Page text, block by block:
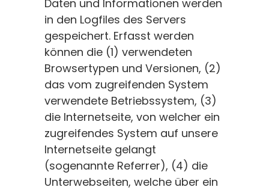
Daten und Informationen werden
in den Logfiles des Servers
gespeichert. Erfasst werden
können die (1) verwendeten
Browsertypen und Versionen, (2)
das vom zugreifenden System
verwendete Betriebssystem, (3)
die Internetseite, von welcher ein
zugreifendes System auf unsere
Internetseite gelangt
(sogenannte Referrer), (4) die
Unterwebseiten, welche über ein